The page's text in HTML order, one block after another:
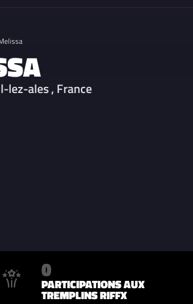
lez-ales , France
0
PARTICIPATIONS AUX
TREMPLINS RIFFX